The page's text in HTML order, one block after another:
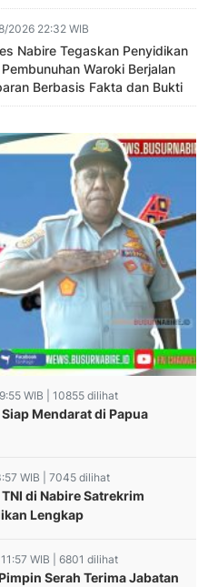
2026 22:32 WIB
Nabire Tegaskan Penyidikan
Waroki Berjalan
Berbasis Fakta dan Bukti
WIB | 10855 dilihat
Mendarat di Papua
WIB | 7045 dilihat
di Nabire Satrekrim
Lengkap
WIB | 6801 dilihat
Serah Terima Jabatan